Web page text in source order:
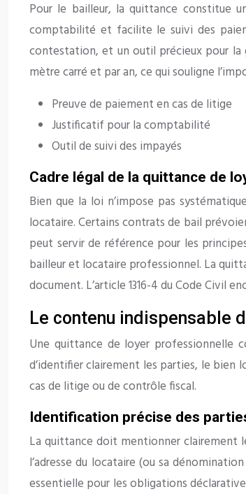
Pour le bailleur, la quittance constitue
comptabilité et facilite le suivi des
contestation, et un outil précieux pour la
mètre carré et par an, ce qui souligne
Preuve de paiement en cas de litige
Justificatif pour la comptabilité
Outil de suivi des impayés
Cadre légal de la quittance de
Bien que la loi n’impose pas
locataire. Certains contrats de bail
peut servir de référence pour les
bailleur et locataire professionnel. La
document. L’article 1316-4 du Code Civil
Le contenu indispensable
Une quittance de loyer professionnelle
d’identifier clairement les parties, le bien
cas de litige ou de contrôle fiscal.
Identification précise des
La quittance doit mentionner clairement
l’adresse du locataire (ou sa
essentielle pour les obligations